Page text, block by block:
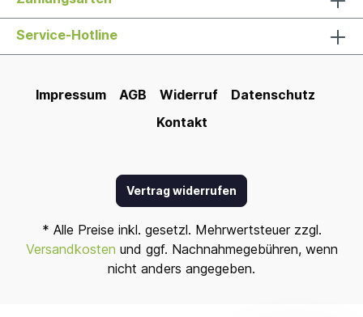
Service-Hotline
Impressum AGB Widerruf
Datenschutz
Kontakt
Vertrag widerrufen
* Alle Preise inkl. gesetzl. Mehrwertsteuer zzgl.
Versandkosten und ggf. Nachnahmegebühren, wenn
nicht anders angegeben.